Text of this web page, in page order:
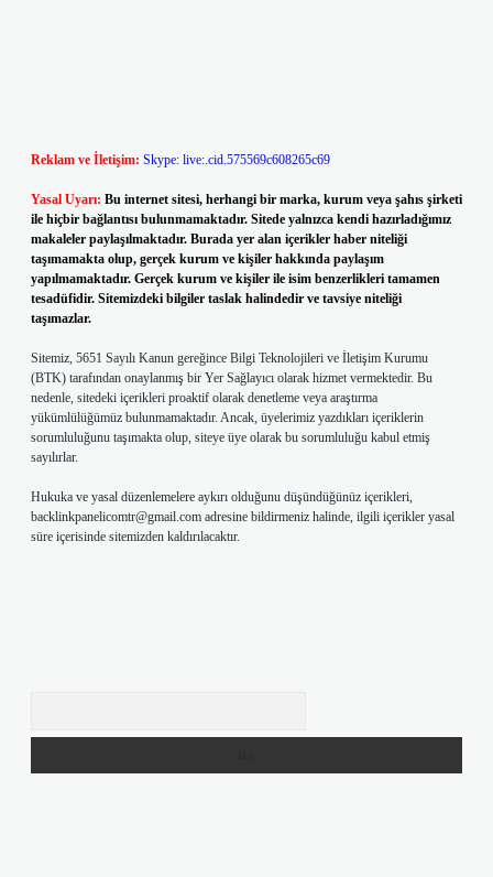
Reklam ve İletişim: Skype: live:.cid.575569c608265c69
Yasal Uyarı: Bu internet sitesi, herhangi bir marka, kurum veya şahıs şirketi
ile hiçbir bağlantısı bulunmamaktadır. Sitede yalnızca kendi hazırladığımız
makaleler paylaşılmaktadır. Burada yer alan içerikler haber niteliği
taşımamakta olup, gerçek kurum ve kişiler hakkında paylaşım
yapılmamaktadır. Gerçek kurum ve kişiler ile isim benzerlikleri tamamen
tesadüfidir. Sitemizdeki bilgiler taslak halindedir ve tavsiye niteliği
taşımazlar.
Sitemiz, 5651 Sayılı Kanun gereğince Bilgi Teknolojileri ve İletişim Kurumu
(BTK) tarafından onaylanmış bir Yer Sağlayıcı olarak hizmet vermektedir. Bu
nedenle, sitedeki içerikleri proaktif olarak denetleme veya araştırma
yükümlülüğümüz bulunmamaktadır. Ancak, üyelerimiz yazdıkları içeriklerin
sorumluluğunu taşımakta olup, siteye üye olarak bu sorumluluğu kabul etmiş
sayılırlar.
Hukuka ve yasal düzenlemelere aykırı olduğunu düşündüğünüz içerikleri,
backlinkpanelicomtr@gmail.com adresine bildirmeniz halinde, ilgili içerikler yasal
süre içerisinde sitemizden kaldırılacaktır.